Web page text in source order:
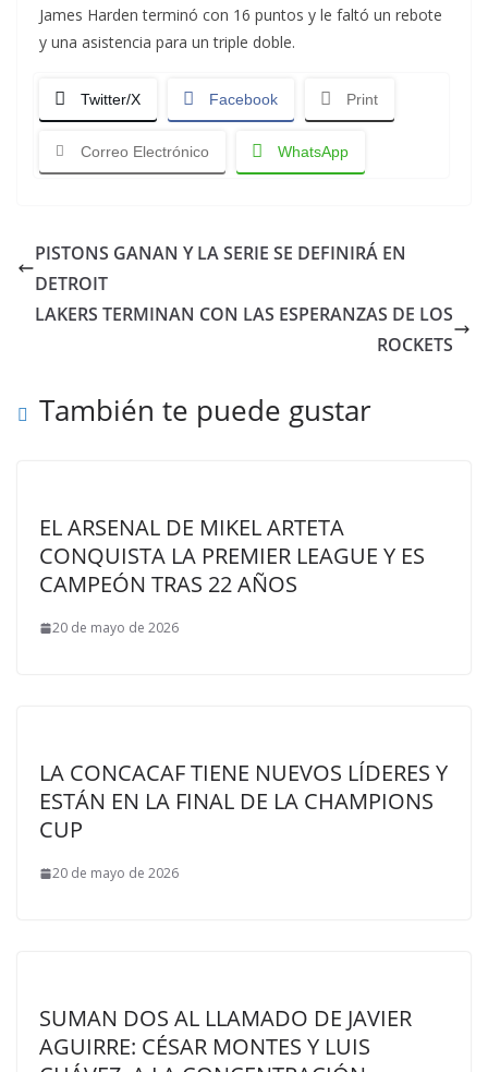
James Harden terminó con 16 puntos y le faltó un rebote
y una asistencia para un triple doble.
Twitter/X Facebook Print
Correo Electrónico WhatsApp
PISTONS GANAN Y LA SERIE SE DEFINIRÁ EN
DETROIT
LAKERS TERMINAN CON LAS ESPERANZAS DE LOS
ROCKETS
También te puede gustar
EL ARSENAL DE MIKEL ARTETA
CONQUISTA LA PREMIER LEAGUE Y ES
CAMPEÓN TRAS 22 AÑOS
20 de mayo de 2026
LA CONCACAF TIENE NUEVOS LÍDERES Y
ESTÁN EN LA FINAL DE LA CHAMPIONS
CUP
20 de mayo de 2026
SUMAN DOS AL LLAMADO DE JAVIER
AGUIRRE: CÉSAR MONTES Y LUIS